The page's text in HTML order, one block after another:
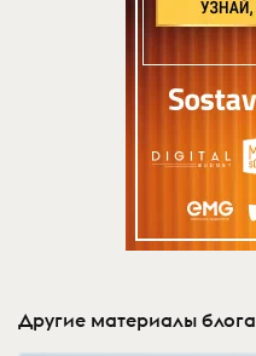
Другие материалы блога